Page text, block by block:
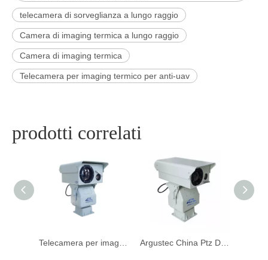
telecamera di sorveglianza a lungo raggio
Camera di imaging termica a lungo raggio
Camera di imaging termica
Telecamera per imaging termico per anti-uav
prodotti correlati